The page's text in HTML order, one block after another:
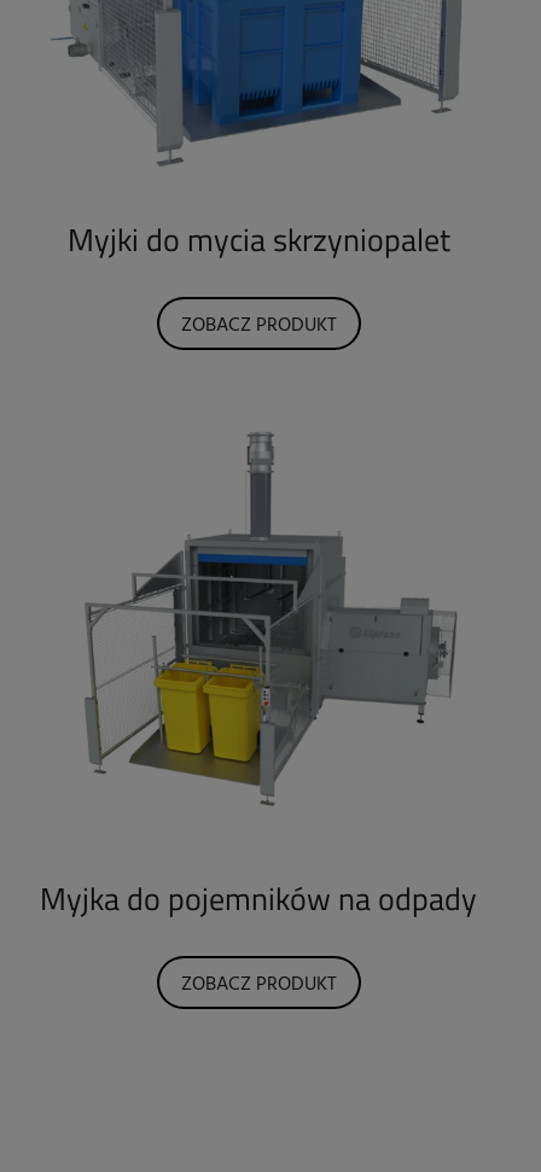
Myjki do mycia skrzyniopalet
ZOBACZ PRODUKT
Myjka do pojemników na odpady
ZOBACZ PRODUKT